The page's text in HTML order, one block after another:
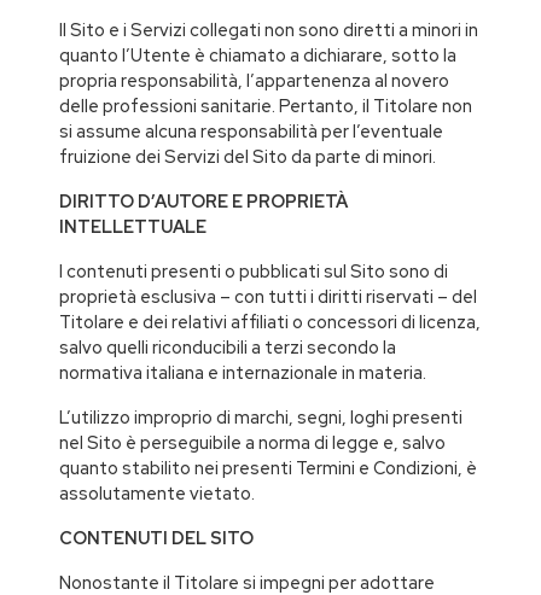
Il Sito e i Servizi collegati non sono diretti a minori in
quanto l’Utente è chiamato a dichiarare, sotto la
propria responsabilità, l’appartenenza al novero
delle professioni sanitarie. Pertanto, il Titolare non
si assume alcuna responsabilità per l’eventuale
fruizione dei Servizi del Sito da parte di minori.
DIRITTO D’AUTORE E PROPRIETÀ
INTELLETTUALE
I contenuti presenti o pubblicati sul Sito sono di
proprietà esclusiva – con tutti i diritti riservati – del
Titolare e dei relativi affiliati o concessori di licenza,
salvo quelli riconducibili a terzi secondo la
normativa italiana e internazionale in materia.
L’utilizzo improprio di marchi, segni, loghi presenti
nel Sito è perseguibile a norma di legge e, salvo
quanto stabilito nei presenti Termini e Condizioni, è
assolutamente vietato.
CONTENUTI DEL SITO
Nonostante il Titolare si impegni per adottare